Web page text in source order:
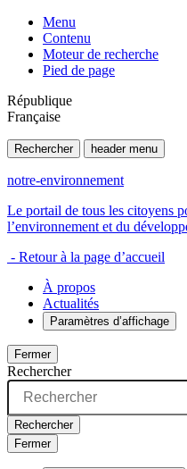
Menu
Contenu
Moteur de recherche
Pied de page
République
Française
Rechercher header menu
notre-environnement
Le portail de tous les citoyens
l’environnement et du
- Retour à la page d’accueil
À propos
Actualités
Paramètres d’affichage
Fermer
Rechercher
Rechercher
Fermer